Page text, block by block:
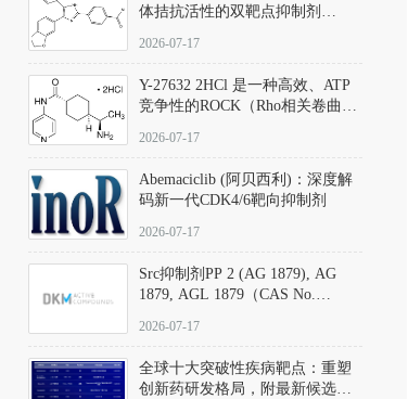
体拮抗活性的双靶点抑制剂
D801067）
2026-07-17
Y-27632 2HCl 是一种高效、ATP
竞争性的ROCK（Rho相关卷曲螺
同等抑制ROCK1与ROCK2；其通
过精准嵌入激酶的ATP结合位点
发挥抑制作用，对ROCK1和
ROCK2的解离常数（Ki）分别为
140 nM和300 nM；在众多丝氨酸/
中，其靶向ROCK的选择性超过
200倍，凸显出优异的分子特异
2026-07-17
Abemaciclib (阿贝西利)：深度解
码新一代CDK4/6靶向抑制剂
2026-07-17
Src抑制剂PP 2 (AG 1879), AG
1879, AGL 1879（CAS No.
应用指南
2026-07-17
全球十大突破性疾病靶点：重塑
创新药研发格局，附最新候选分